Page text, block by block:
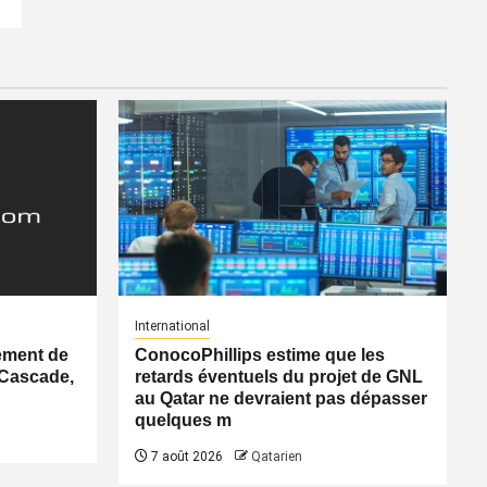
de
International
ConocoPhillips estime que les
retards éventuels du projet de GNL
au Qatar ne devraient pas dépasser
quelques m
7 août 2026 Qatarien